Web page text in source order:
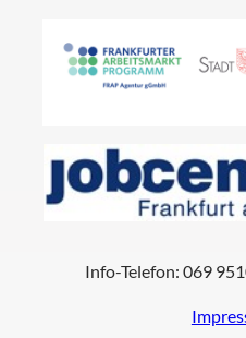
Info-Telefon: 069